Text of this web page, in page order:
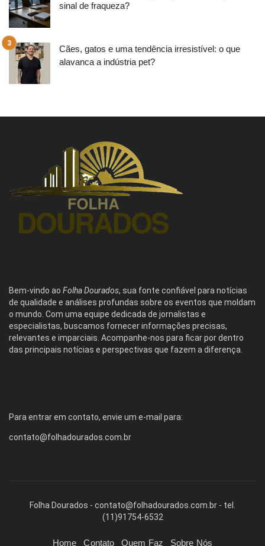
sinal de fraqueza?
Cães, gatos e uma tendência irresistível: o que
alavanca a indústria pet?
Bem-vindo ao Folha Dourados, sua fonte confiável para notícias
de qualidade e análises profundas sobre os eventos que moldam
o mundo. Com uma equipe dedicada de jornalistas e
especialistas, buscamos fornecer informações precisas,
relevantes e imparciais. Acompanhe-nos para ficar por dentro
das principais notícias e perspectivas que fazem a diferença.
Para entrar em contato, envie um e-mail para:
contato@folhadourados.com.br
Folha Dourados - contato@folhadourados.com.br - tel.
(11)91754-6532
Home Contato Quem Faz Sobre Nós